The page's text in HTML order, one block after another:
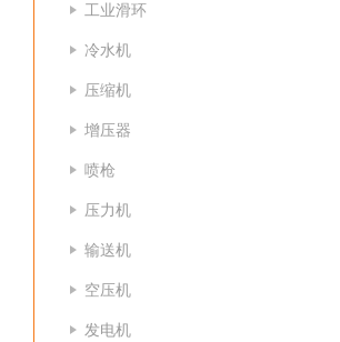
工业滑环
冷水机
压缩机
增压器
喷枪
压力机
输送机
空压机
发电机